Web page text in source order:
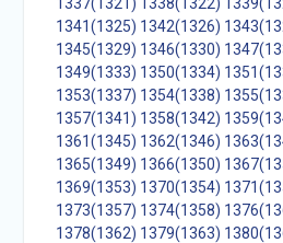
1341(1325) 1342(1326)
1345(1329) 1346(1330)
1349(1333) 1350(1334)
1353(1337) 1354(1338)
1357(1341) 1358(1342)
1361(1345) 1362(1346)
1365(1349) 1366(1350)
1369(1353) 1370(1354)
1373(1357) 1374(1358)
1378(1362) 1379(1363)